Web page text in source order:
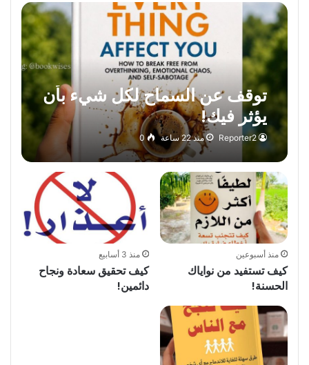
توقف عن السماح لكل شيء بأن
يؤثر فيك!
Reporter2 منذ 22 ساعة 0
منذ أسبوعين
كيف تستفيد من نواياك
الحسنة!
منذ 3 أسابيع
كيف تحقيق سعادة ونجاح
دائمين!